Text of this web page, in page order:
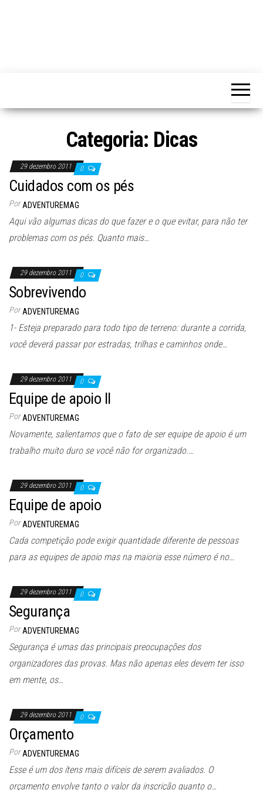
Categoria: Dicas
29 dezembro 2011 0
Cuidados com os pés
Por ADVENTUREMAG
Aqui vão algumas dicas do que fazer e o que evitar, para não ter
problemas com os pés. Quanto mais…
29 dezembro 2011 0
Sobrevivendo
Por ADVENTUREMAG
1- Esteja preparado para todo tipo de terreno: durante a corrida,
você deverá passar por estradas, trilhas e caminhos onde…
29 dezembro 2011 0
Equipe de apoio II
Por ADVENTUREMAG
Novamente, salientamos que o fato de ser equipe de apoio é um
trabalho muito duro se você não for organizado.…
29 dezembro 2011 0
Equipe de apoio
Por ADVENTUREMAG
Cada competição pode exigir quantidade diferente de pessoas
para as equipes de apoio mas na maioria esse número é no…
29 dezembro 2011 0
Segurança
Por ADVENTUREMAG
Segurança é umas das principais preocupações dos
organizadores das provas. Mas não apenas eles devem ter isso
em mente, os…
29 dezembro 2011 0
Orçamento
Por ADVENTUREMAG
Esse é um dos ítens mais difíceis de serem avaliados. O
orçamento envolve tanto o valor da inscrição quanto o…